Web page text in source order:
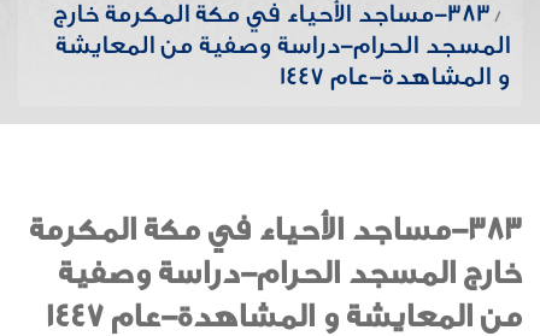
383-مساجد الأحياء في مكة المكرمة خارج
المسجد الحرام-دراسة وصفية من المعايشة
و المشاهدة-عام 1447
383-مساجد الأحياء في مكة المكرمة
خارج المسجد الحرام-دراسة وصفية
من المعايشة و المشاهدة-عام 1447